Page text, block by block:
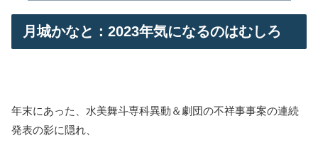
月城かなと：2023年気になるのはむしろ
年末にあった、水美舞斗専科異動＆劇団の不祥事事案の連続
発表の影に隠れ、